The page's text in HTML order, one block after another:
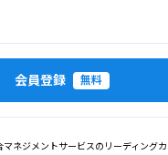
会員登録 無料
ネジメントサービスのリーディング